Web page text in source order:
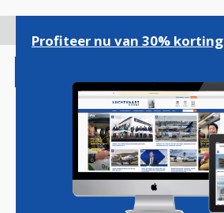
gaan
Magazine Podcasts
Profiteer nu van 30% korting